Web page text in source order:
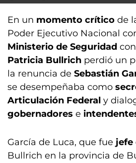
En un momento crítico de
Poder Ejecutivo Nacional
Ministerio de Seguridad
Patricia Bullrich perdió un
la renuncia de Sebastián
se desempeñaba como
Articulación Federal y
gobernadores e
García de Luca, que fue jefe
Bullrich en la provincia de